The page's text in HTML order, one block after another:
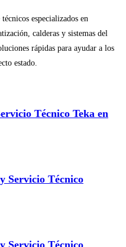
especializados en
calderas y sistemas del
rápidas para ayudar a los
estado.
Técnico Teka en
Servicio Técnico